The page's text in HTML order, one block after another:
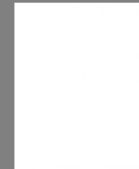
kamen